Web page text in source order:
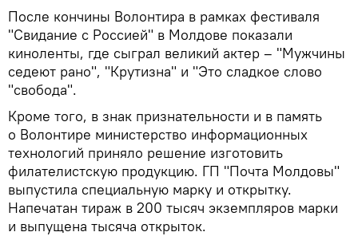
После кончины Волонтира в рамках фестиваля
"Свидание с Россией" в Молдове показали
киноленты, где сыграл великий актер – "Мужчины
седеют рано", "Крутизна" и "Это сладкое слово
"свобода".
Кроме того, в знак признательности и в память
о Волонтире министерство информационных
технологий приняло решение изготовить
филателистскую продукцию. ГП "Почта Молдовы"
выпустила специальную марку и открытку.
Напечатан тираж в 200 тысяч экземпляров марки
и выпущена тысяча открыток.